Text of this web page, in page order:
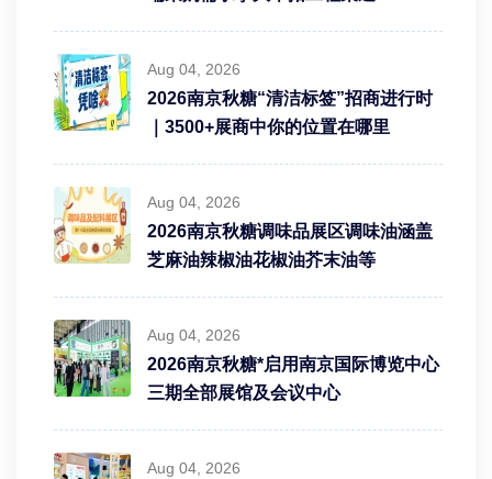
Aug 04, 2026
2026南京秋糖“清洁标签”招商进行时
｜3500+展商中你的位置在哪里
Aug 04, 2026
2026南京秋糖调味品展区调味油涵盖
芝麻油辣椒油花椒油芥末油等
Aug 04, 2026
2026南京秋糖*启用南京国际博览中心
三期全部展馆及会议中心
Aug 04, 2026